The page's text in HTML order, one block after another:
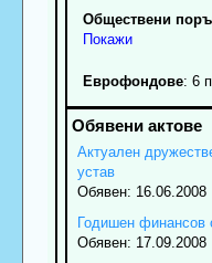
Обществени
Покажи
Еврофондове: 6
Актуален
устав
Обявен: 16.06.2008
Годишен финансов
Обявен: 17.09.2008